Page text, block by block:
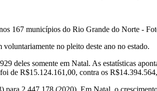
167 municípios do Rio Grande do Norte -
no pleito deste ano no estado.
deles somente em Natal. As estatísticas
de R$15.124.161,00, contra os
2.447.178 (2020). Em Natal, o